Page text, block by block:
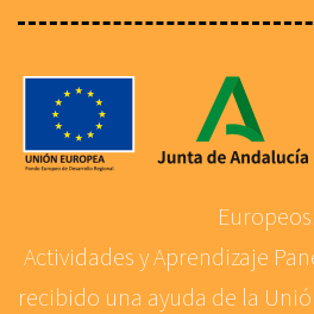
Europeos.
Actividades y Aprendizaje
recibido una ayuda de la